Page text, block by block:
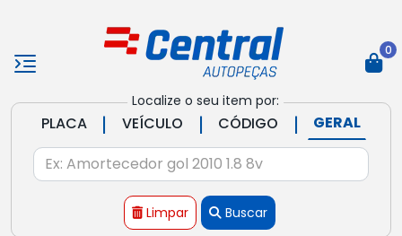
Localize o seu item por:
PLACA | VEÍCULO | CÓDIGO | GERAL
Limpar Buscar
0